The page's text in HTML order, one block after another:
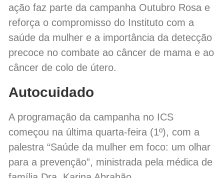
ação faz parte da campanha Outubro Rosa e
reforça o compromisso do Instituto com a
saúde da mulher e a importância da detecção
precoce no combate ao câncer de mama e ao
câncer de colo de útero.
Autocuidado
A programação da campanha no ICS
começou na última quarta-feira (1º), com a
palestra “Saúde da mulher em foco: um olhar
para a prevenção”, ministrada pela médica de